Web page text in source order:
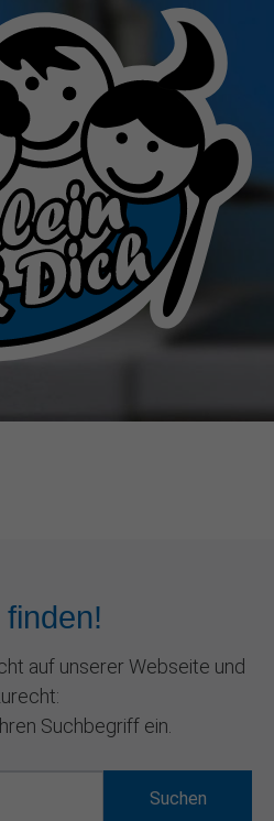
auf unserer Webseite und
Suchbegriff ein.
Suchen